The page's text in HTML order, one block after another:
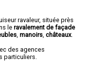
ravaleur, située près
le ravalement de façade
manoirs châteaux.
des agences
particuliers.